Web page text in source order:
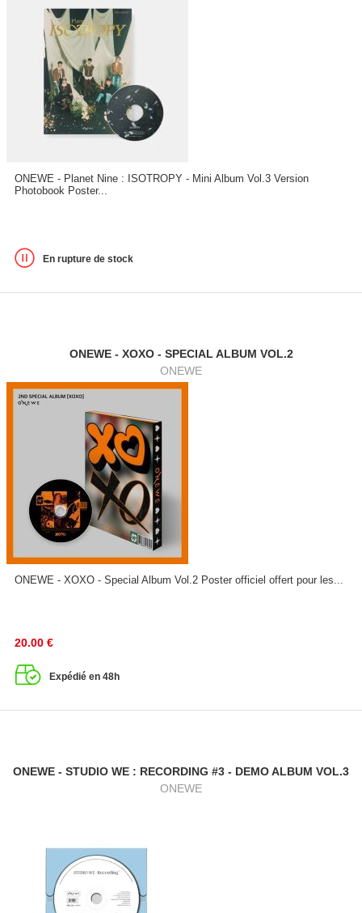
ONEWE - Planet Nine : ISOTROPY - Mini Album Vol.3 Version
Photobook Poster...
En rupture de stock
ONEWE - XOXO - SPECIAL ALBUM VOL.2
ONEWE
ONEWE - XOXO - Special Album Vol.2 Poster officiel offert pour les...
20.00 €
Expédié en 48h
ONEWE - STUDIO WE : RECORDING #3 - DEMO ALBUM VOL.3
ONEWE